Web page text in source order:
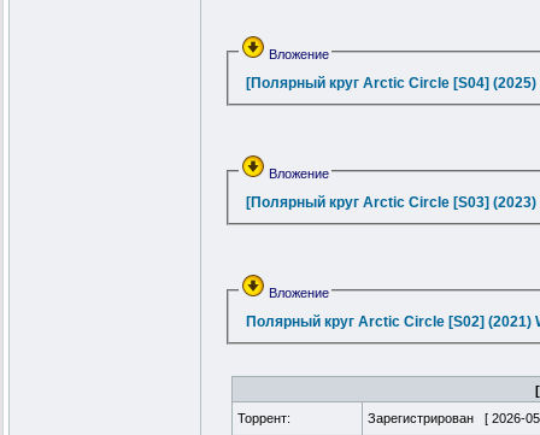
Вложение
[Полярный круг Arctic Circle [S04]
Вложение
[Полярный круг Arctic Circle [S03]
Вложение
Торрент:
Зарегистрирован [ 2026-